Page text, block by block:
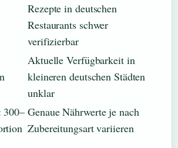
Rezepte in deutschen
Restaurants schwer
verifizierbar
Aktuelle Verfügbarkeit in
kleineren deutschen Städten
unklar
300– Genaue Nährwerte je nach
Zubereitungsart variieren